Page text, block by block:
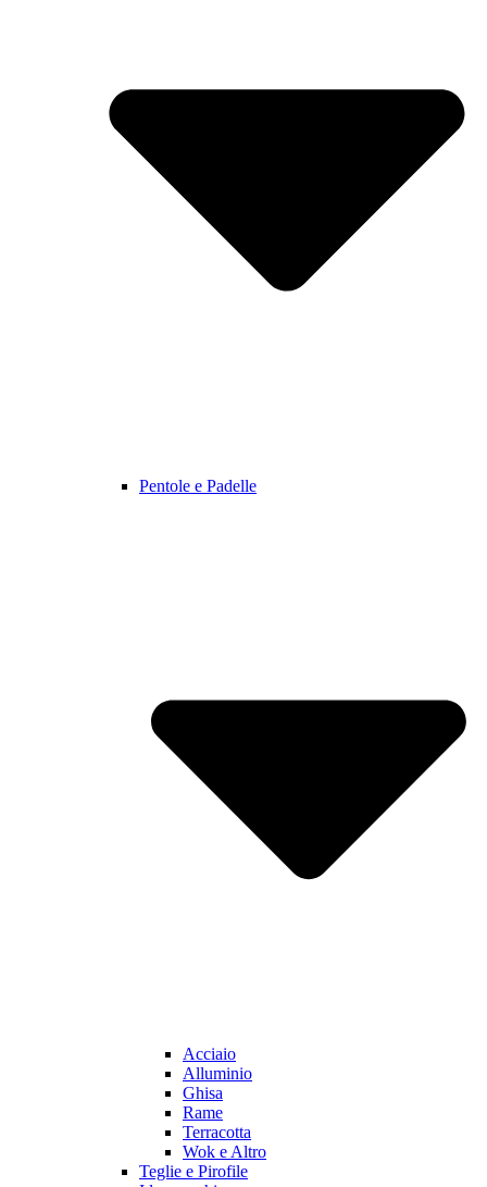
Pentole e Padelle
Acciaio
Alluminio
Ghisa
Rame
Terracotta
Wok e Altro
Teglie e Pirofile